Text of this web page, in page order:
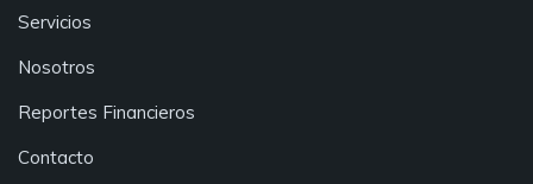
Servicios
Nosotros
Reportes Financieros
Contacto